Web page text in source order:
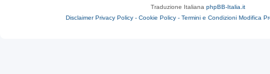
Traduzione Italiana phpBB-Italia.it
Disclaimer Privacy Policy - Cookie Policy - Termini e Condizioni Modifica